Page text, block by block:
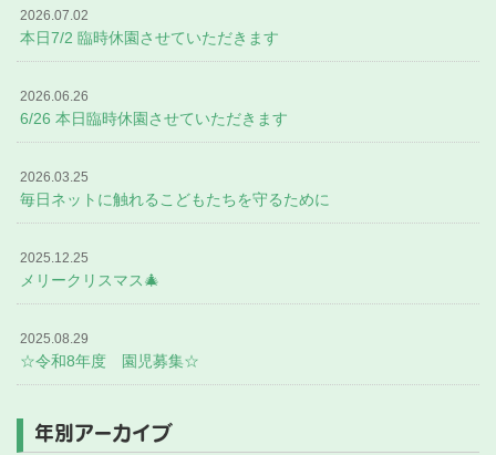
2026.07.02
本日7/2 臨時休園させていただきます
2026.06.26
6/26 本日臨時休園させていただきます
2026.03.25
毎日ネットに触れるこどもたちを守るために
2025.12.25
メリークリスマス🎄
2025.08.29
☆令和8年度 園児募集☆
年別アーカイブ